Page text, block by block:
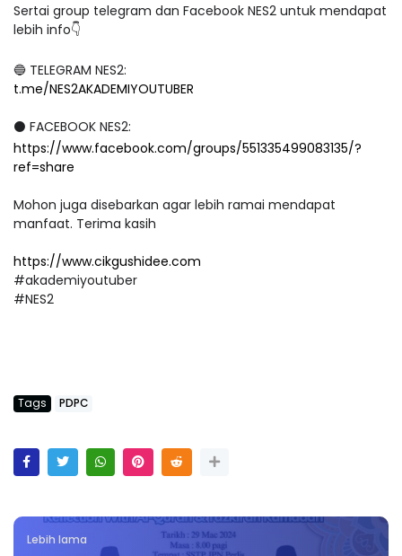
Sertai group telegram dan Facebook NES2 untuk mendapat
lebih info👇
🔵 TELEGRAM NES2:
t.me/NES2AKADEMIYOUTUBER
⚫ FACEBOOK NES2:
https://www.facebook.com/groups/551335499083135/?
ref=share
Mohon juga disebarkan agar lebih ramai mendapat
manfaat. Terima kasih
https://www.cikgushidee.com
#akademiyoutuber
#NES2
Tags PDPC
Lebih lama